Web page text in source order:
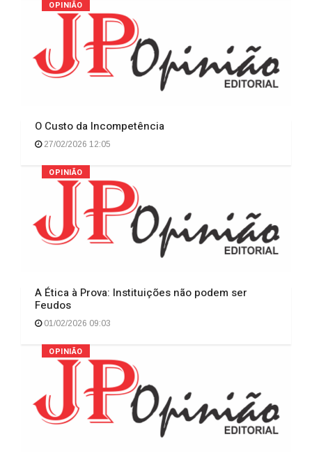
OPINIÃO
O Custo da Incompetência
27/02/2026 12:05
OPINIÃO
A Ética à Prova: Instituições não podem ser
Feudos
01/02/2026 09:03
OPINIÃO